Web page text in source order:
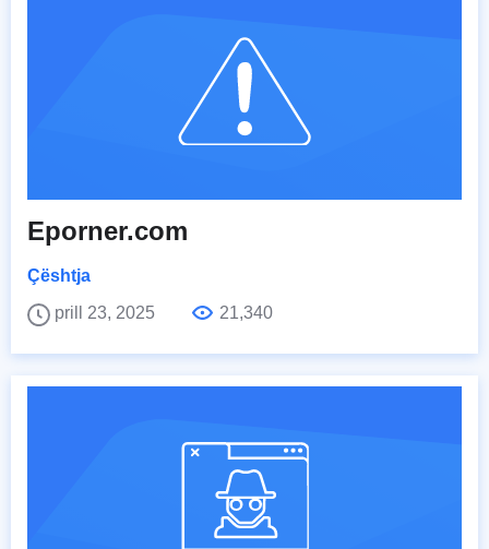
Eporner.com
Çështja
prill 23, 2025
21,340